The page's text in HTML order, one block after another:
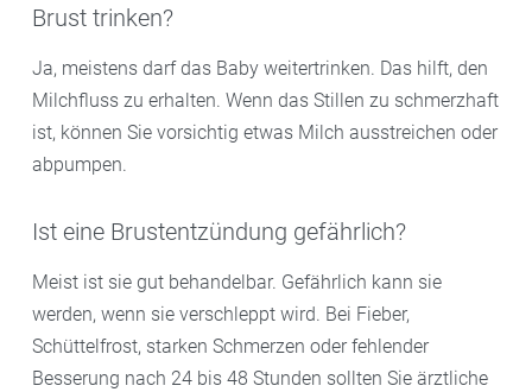
Brust trinken?
Ja, meistens darf das Baby weitertrinken. Das hilft, den
Milchfluss zu erhalten. Wenn das Stillen zu schmerzhaft
ist, können Sie vorsichtig etwas Milch ausstreichen oder
abpumpen.
Ist eine Brustentzündung gefährlich?
Meist ist sie gut behandelbar. Gefährlich kann sie
werden, wenn sie verschleppt wird. Bei Fieber,
Schüttelfrost, starken Schmerzen oder fehlender
Besserung nach 24 bis 48 Stunden sollten Sie ärztliche